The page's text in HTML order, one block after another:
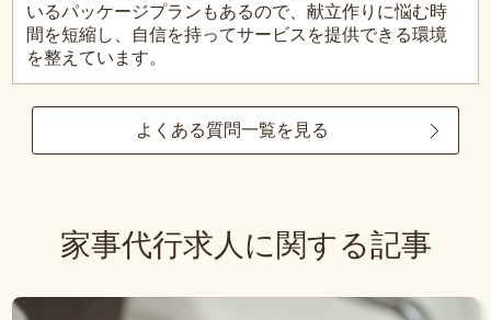
いるパッケージプランもあるので、献立作りに悩む時
間を短縮し、自信を持ってサービスを提供できる環境
を整えています。
よくある質問一覧を見る
家事代行求人に関する記事